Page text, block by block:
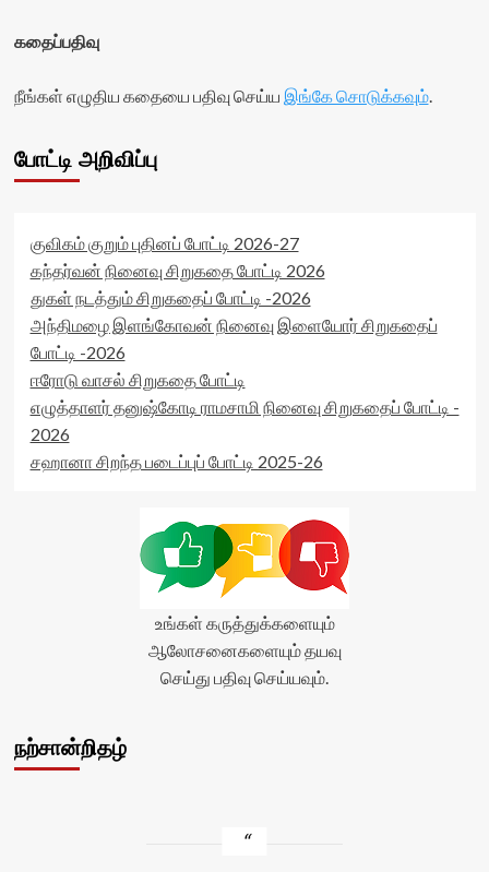
கதைப்பதிவு
நீங்கள் எழுதிய கதையை பதிவு செய்ய இங்கே சொடுக்கவும்.
போட்டி அறிவிப்பு
குவிகம் குறும் புதினப் போட்டி 2026-27
கந்தர்வன் நினைவு சிறுகதை போட்டி 2026
துகள் நடத்தும் சிறுகதைப் போட்டி -2026
அந்திமழை இளங்கோவன் நினைவு இளையோர் சிறுகதைப்
போட்டி -2026
ஈரோடு வாசல் சிறுகதை போட்டி
எழுத்தாளர் தனுஷ்கோடி ராமசாமி நினைவு சிறுகதைப் போட்டி -
2026
சஹானா சிறந்த படைப்புப் போட்டி 2025-26
உங்கள் கருத்துக்களையும்
ஆலோசனைகளையும் தயவு
செய்து பதிவு செய்யவும்.
நற்சான்றிதழ்